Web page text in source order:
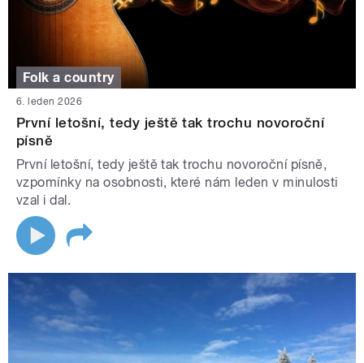
Folk a country
6. leden 2026
První letošní, tedy ještě tak trochu novoroční
písně
První letošní, tedy ještě tak trochu novoroční písně,
vzpomínky na osobnosti, které nám leden v minulosti
vzal i dal.